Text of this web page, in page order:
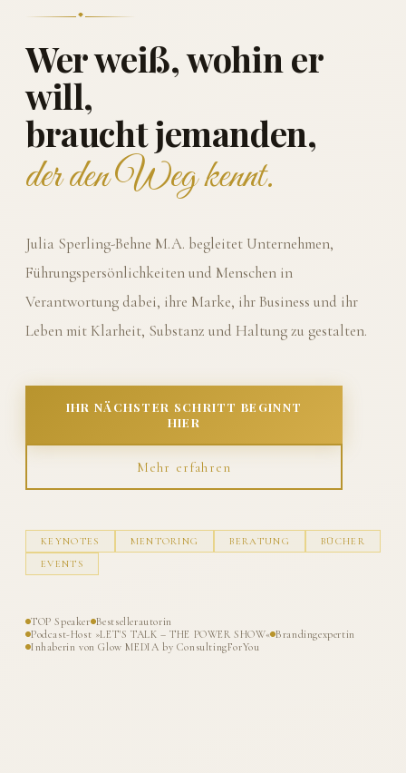
Wer weiß, wohin er
will,
braucht jemanden,
der den Weg kennt.
Julia Sperling-Behne M.A. begleitet Unternehmen,
Führungspersönlichkeiten und Menschen in
Verantwortung dabei, ihre Marke, ihr Business und ihr
Leben mit Klarheit, Substanz und Haltung zu gestalten.
IHR NÄCHSTER SCHRITT BEGINNT
HIER
Mehr erfahren
KEYNOTES MENTORING BERATUNG
BÜCHER
EVENTS
TOP Speaker Bestsellerautorin
Podcast-Host »LET'S TALK – THE POWER SHOW« Brandingexpertin
Inhaberin von Glow MEDIA by ConsultingForYou